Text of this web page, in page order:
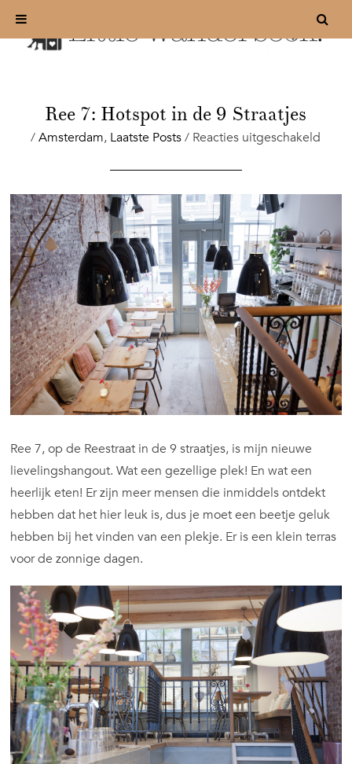
Ree 7: Hotspot in de 9 Straatjes
/Amsterdam, Laatste Posts/ Reacties uitgeschakeld
9
Ree 7, op de Reestraat in de 9 straatjes, is mijn nieuwe
lievelingshangout. Wat een gezellige plek! En wat een
heerlijk eten! Er zijn meer mensen die inmiddels ontdekt
hebben dat het hier leuk is, dus je moet een beetje geluk
hebben bij het vinden van een plekje. Er is een klein terras
voor de zonnige dagen.